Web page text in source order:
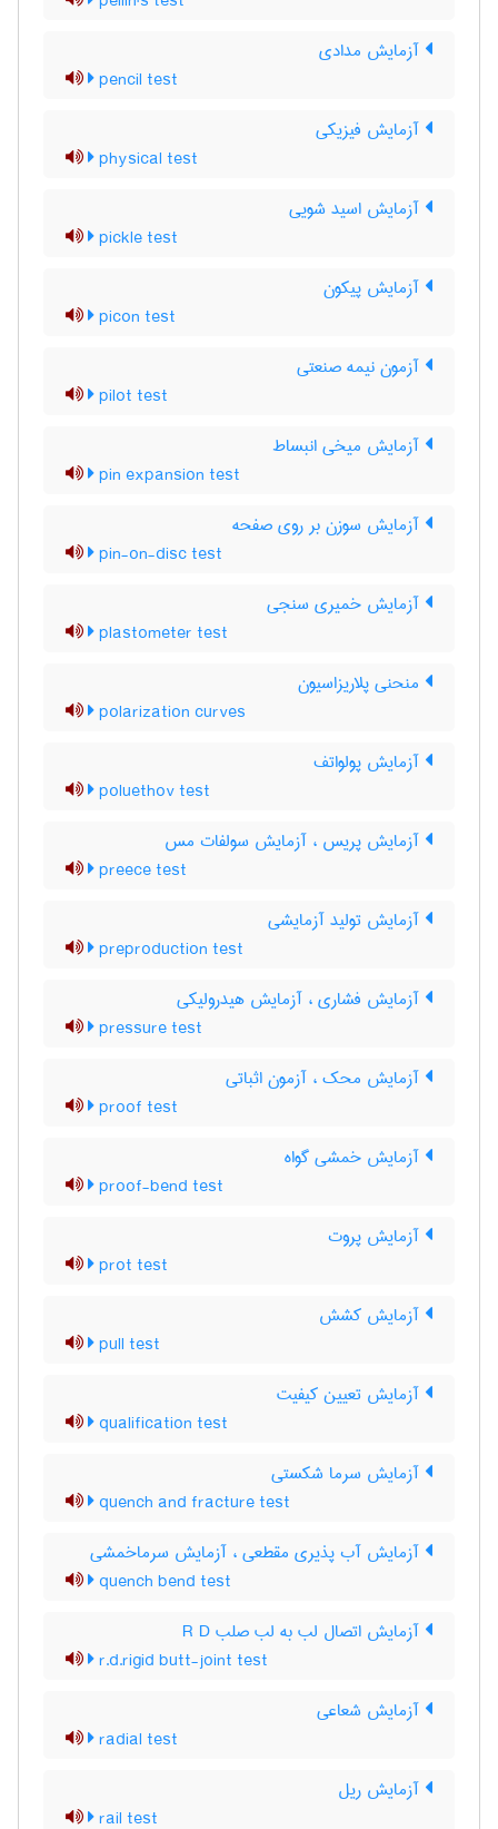
آزمایش مدادی
pencil test
آزمایش فیزیکی
physical test
آزمایش اسید شویی
pickle test
آزمایش پیکون
picon test
آزمون نیمه صنعتی
pilot test
آزمایش میخی انبساط
pin expansion test
آزمایش سوزن بر روی صفحه
pin-on-disc test
آزمایش خمیری سنجی
plastometer test
منحني پلاريزاسيون
polarization curves
آزمایش پولواتف
poluethov test
آزمایش پریس ، آزمایش سولفات مس
preece test
آزمایش تولید آزمایشی
preproduction test
آزمایش فشاری ، آزمایش هیدرولیکی
pressure test
آزمایش محک ، آزمون اثباتی
proof test
آزمایش خمشی گواه
proof-bend test
آزمایش پروت
prot test
آزمایش کشش
pull test
آزمایش تعیین کیفیت
qualification test
آزمایش سرما شکستی
quench and fracture test
آزمایش آب پذیری مقطعی ، آزمایش سرماخمشی
quench bend test
آزمایش اتصال لب به لب صلب R D
r.d.rigid butt-joint test
آزمایش شعاعی
radial test
آزمایش ریل
rail test